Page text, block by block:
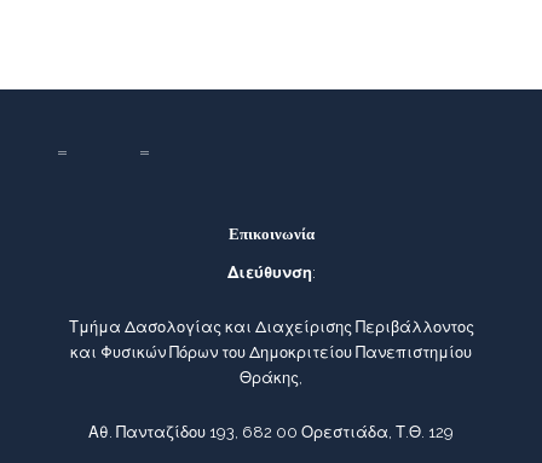
Επικοινωνία
Διεύθυνση:
Τμήμα Δασολογίας και Διαχείρισης Περιβάλλοντος
και Φυσικών Πόρων του Δημοκριτείου Πανεπιστημίου
Θράκης,
Αθ. Πανταζίδου 193, 682 00 Ορεστιάδα, Τ.Θ. 129